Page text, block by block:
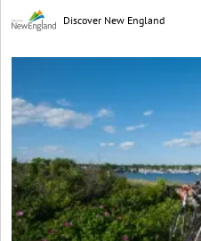
Discover New England